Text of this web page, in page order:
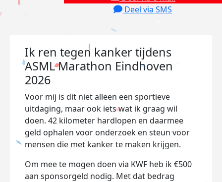
Deel via SMS
Ik ren tegen kanker tijdens
ASML Marathon Eindhoven
2026
Voor mij is dit niet alleen een sportieve
uitdaging, maar ook iets wat ik graag wil
doen. 42 kilometer hardlopen en daarmee
geld ophalen voor onderzoek en steun voor
mensen die met kanker te maken krijgen.
Om mee te mogen doen via KWF heb ik €500
aan sponsorgeld nodig. Met dat bedrag